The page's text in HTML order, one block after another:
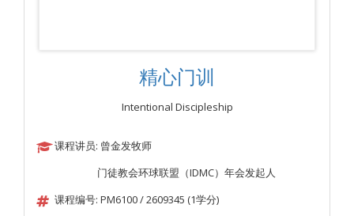
精心门训
Intentional Discipleship
课程讲员: 曾金发牧师
门徒教会环球联盟（IDMC）年会发起人
课程编号: PM6100 / 2609345 (1学分)